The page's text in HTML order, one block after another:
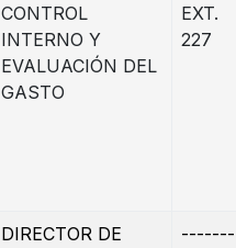
CONTROL
INTERNO Y
EVALUACIÓN DEL
GASTO
EXT.
227
DIRECTOR DE
-------